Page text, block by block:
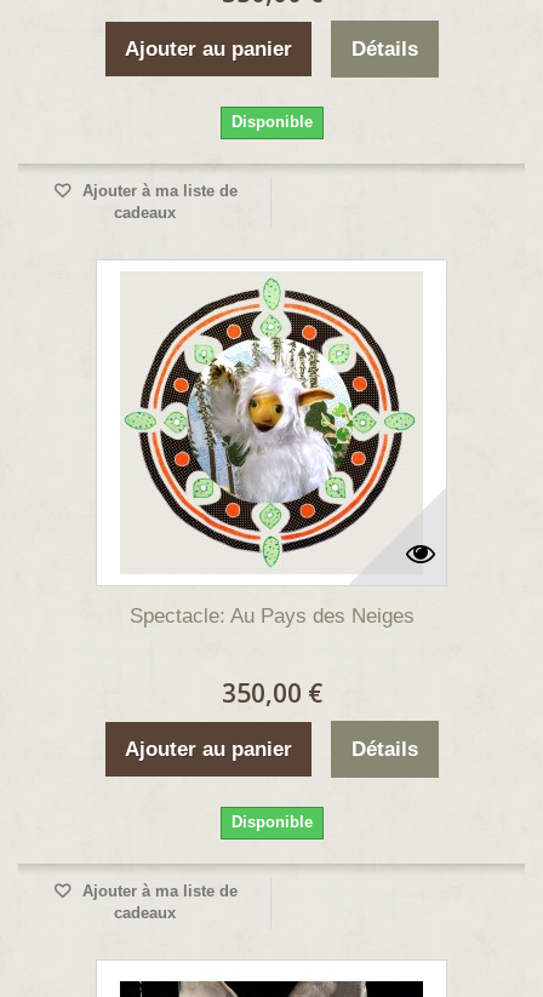
Ajouter au panier Détails
Disponible
Ajouter à ma liste de
cadeaux
Spectacle: Au Pays des Neiges
350,00 €
Ajouter au panier Détails
Disponible
Ajouter à ma liste de
cadeaux